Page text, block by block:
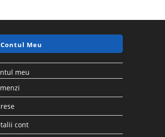
Accesorii si piese aspiratoare
Filtru hepa post-motor compatibil
Dyson V7 V8 V8+ SV10 SV11 tip 967478-
01